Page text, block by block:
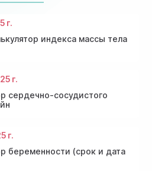
г.
индекса массы тела
г.
сердечно-сосудистого
г.
беременности (срок и дата